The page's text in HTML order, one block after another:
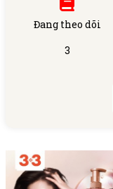
Đang theo dõi
3